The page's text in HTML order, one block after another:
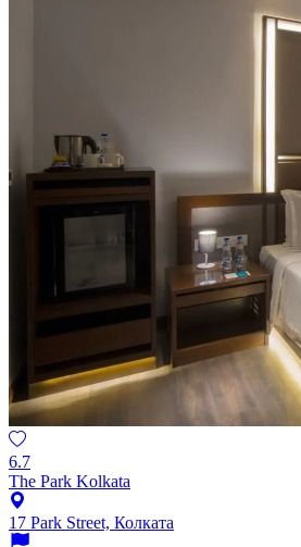
6.7
The Park Kolkata
17 Park Street, Колката